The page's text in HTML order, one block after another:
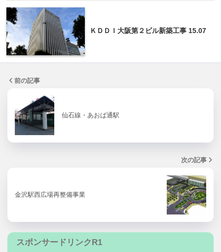
ＫＤＤＩ大阪第２ビル新築工事 15.07
前の記事
仙石線・あおば通駅
次の記事
金沢駅西広場再整備事業
スポンサードリンクR1